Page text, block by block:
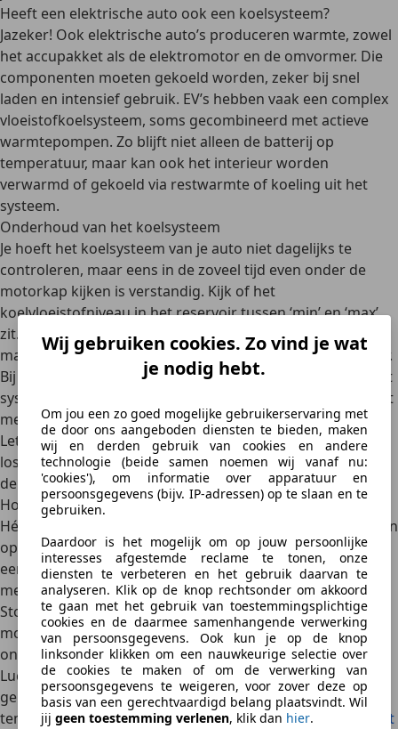
Wij gebruiken cookies. Zo vind je wat
je nodig hebt.
Om jou een zo goed mogelijke gebruikerservaring met
de door ons aangeboden diensten te bieden, maken
wij en derden gebruik van cookies en andere
technologie (beide samen noemen wij vanaf nu:
'cookies'), om informatie over apparatuur en
persoonsgegevens (bijv. IP-adressen) op te slaan en te
gebruiken.
Daardoor is het mogelijk om op jouw persoonlijke
interesses afgestemde reclame te tonen, onze
diensten te verbeteren en het gebruik daarvan te
analyseren. Klik op de knop rechtsonder om akkoord
te gaan met het gebruik van toestemmingsplichtige
cookies en de daarmee samenhangende verwerking
van persoonsgegevens. Ook kun je op de knop
linksonder klikken om een nauwkeurige selectie over
de cookies te maken of om de verwerking van
persoonsgegevens te weigeren, voor zover deze op
basis van een gerechtvaardigd belang plaatsvindt. Wil
jij geen toestemming verlenen, klik dan hier.
Heeft een elektrische auto ook een koelsysteem?
Jazeker! Ook elektrische auto’s produceren warmte, zowel
hetaccupakket als de elektromotor en de omvormer. Die
componenten moeten gekoeld worden, zeker bij snel
laden en intensief gebruik. EV’s hebben vaak een complex
vloeistofkoelsysteem, soms gecombineerd met actieve
warmtepompen. Zo blijft niet alleen de batterij op
temperatuur, maar kan ook het interieur worden
verwarmd of gekoeld via restwarmte of koeling uit het
systeem.
Onderhoud van het koelsysteem
Je hoeft het koelsysteem van je auto niet dagelijks te
controleren, maar eens in de zoveel tijd even onder de
motorkap kijken is verstandig. Kijk of het
koelvloeistofniveauin het reservoir tussen ‘min’ en ‘max’
zit. Is het niveau te laag, dan kun je
voorzichtig bijvullen
maar alleen met de juiste vloeistof en bij een koude motor.
Bij
ouderdom of verkleuringvan de koelvloeistof moet het
systeem worden
. Dit gebeurt
meestal om de vier tot zes jaar bij eenonderhoudsbeurt
Let op:draai de dop van het koelvloeistofreservoir nooit
los als de motor heet is. Het systeem staat onder druk en
de hete vloeistof kan eruit spuiten.
Hoe herken je problemen met het koelsysteem?
Hét symptoom van een probleem in het koelsysteem is een
oplopende temperatuurmeter. Sommige auto’s hebben
een
rood lampje met een thermometersymbool, meestal
met golfjes eronder. Gaat dat branden, dan is er iets mis.
Stop dan direct voordat je echtautopechkrijgt en zet de
motor uit en laat hem volledig afkoelen en check
ondertussen of je lekkage ziet.
Lucht in het koelsysteemherken je aan borrelende
geluiden, een slecht werkende verwarming of wisselende
temperatuurmetingen. Soms zie je witte rook uit de
uitlaat